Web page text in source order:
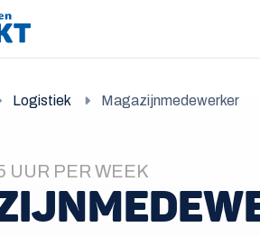
Logistiek Magazijnmedewerker
UUR PER WEEK